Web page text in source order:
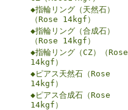
◆指輪リング（天然石）
（Rose 14kgf）
◆指輪リング（合成石）
（Rose 14kgf）
◆指輪リング（CZ）（Rose
14kgf）
◆ピアス天然石（Rose
14kgf）
◆ピアス合成石（Rose
14kgf）